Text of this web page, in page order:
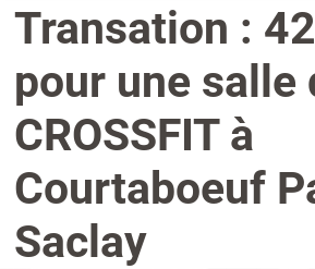
Transation :
pour une salle
CROSSFIT à
Courtaboeuf
Saclay